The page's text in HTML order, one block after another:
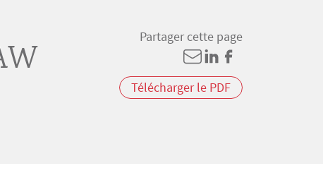
Partager cette page
Télécharger le PDF